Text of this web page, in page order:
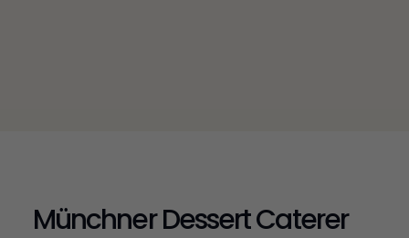
Münchner Dessert Caterer